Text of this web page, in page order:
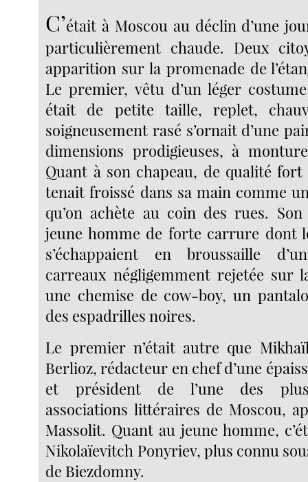
C’était à Moscou au déclin d’une
particulièrement chaude. Deux
apparition sur la promenade de
Le premier, vêtu d’un léger
était de petite taille, replet,
soigneusement rasé s’ornait d’une
dimensions prodigieuses, à
Quant à son chapeau, de qualité
tenait froissé dans sa main comme
qu’on achète au coin des rues.
jeune homme de forte carrure dont
s’échappaient en broussaille
carreaux négligemment rejetée sur
une chemise de cow-boy, un
des espadrilles noires.
Le premier n’était autre que
Berlioz, rédacteur en chef d’une
et président de l’une des plus
associations littéraires de Moscou,
Massolit. Quant au jeune homme,
Nikolaïevitch Ponyriev, plus connu
de Biezdomny.